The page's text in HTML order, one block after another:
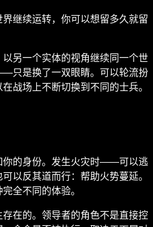
继续运转，你可以想留多久就留
另一个实体的视角继续同一个世
只是换了一双眼睛。可以轮流扮
战场上不断切换到不同的士兵。
你的身份。发生火灾时——可以逃
以反其道而行：帮助火势蔓延。
全不同的体验。
在的。领导者的角色不是直接控